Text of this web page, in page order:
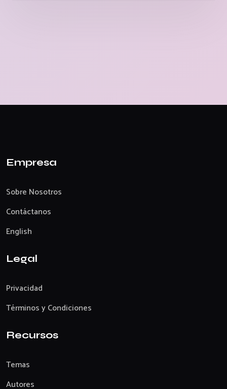
Empresa
Sobre Nosotros
Contáctanos
English
Legal
Privacidad
Términos y Condiciones
Recursos
Temas
Autores